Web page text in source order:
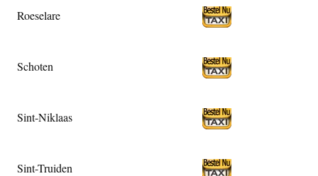
Roeselare
Schoten
Sint-Niklaas
Sint-Truiden